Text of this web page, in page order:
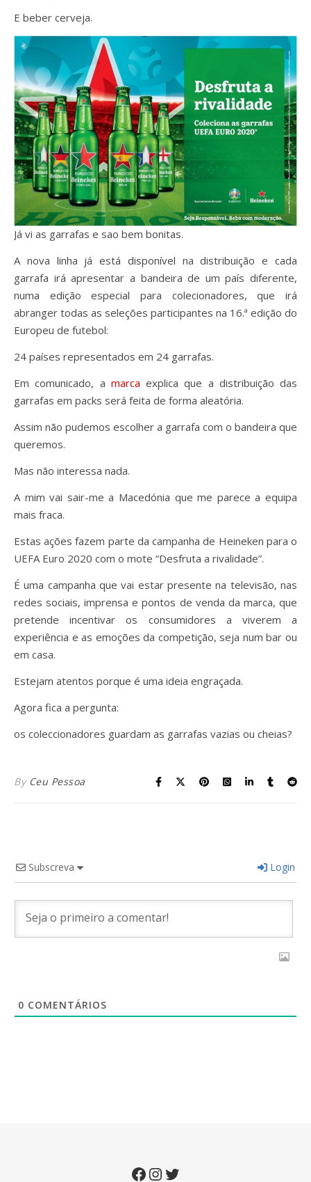
E beber cerveja.
Já vi as garrafas e sao bem bonitas.
A nova linha já está disponível na distribuição e cada
garrafa irá apresentar a bandeira de um país diferente,
numa edição especial para colecionadores, que irá
abranger todas as seleções participantes na 16.ª edição do
Europeu de futebol:
24 países representados em 24 garrafas.
Em comunicado, a marca explica que a distribuição das
garrafas em packs será feita de forma aleatória.
Assim não pudemos escolher a garrafa com o bandeira que
queremos.
Mas não interessa nada.
A mim vai sair-me a Macedónia que me parece a equipa
mais fraca.
Estas ações fazem parte da campanha de Heineken para o
UEFA Euro 2020 com o mote “Desfruta a rivalidade”.
É uma campanha que vai estar presente na televisão, nas
redes sociais, imprensa e pontos de venda da marca, que
pretende incentivar os consumidores a viverem a
experiência e as emoções da competição, seja num bar ou
em casa.
Estejam atentos porque é uma ideia engraçada.
Agora fica a pergunta:
os coleccionadores guardam as garrafas vazias ou cheias?
By Ceu Pessoa
Subscreva Login
0 COMENTÁRIOS
Facebook
Instagram
Twitter